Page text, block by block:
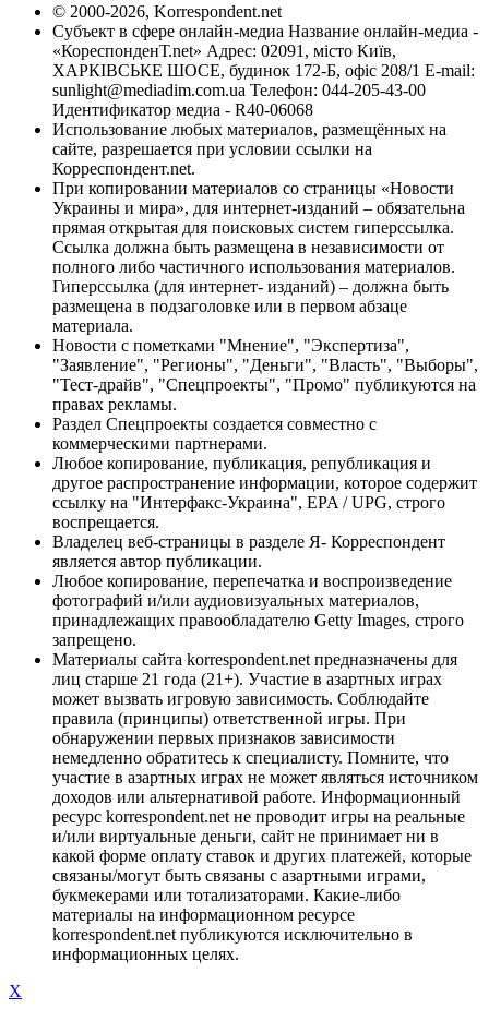
© 2000-2026, Korrespondent.net
Субъект в сфере онлайн-медиа Название онлайн-медиа -
«КореспонденТ.net» Адрес: 02091, місто Київ,
ХАРКІВСЬКЕ ШОСЕ, будинок 172-Б, офіс 208/1 E-mail:
sunlight@mediadim.com.ua Телефон: 044-205-43-00
Идентификатор медиа - R40-06068
Использование любых материалов, размещённых на
сайте, разрешается при условии ссылки на
Корреспондент.net.
При копировании материалов со страницы «Новости
Украины и мира», для интернет-изданий – обязательна
прямая открытая для поисковых систем гиперссылка.
Ссылка должна быть размещена в независимости от
полного либо частичного использования материалов.
Гиперссылка (для интернет- изданий) – должна быть
размещена в подзаголовке или в первом абзаце
материала.
Новости с пометками "Мнение", "Экспертиза",
"Заявление", "Регионы", "Деньги", "Власть", "Выборы",
"Тест-драйв", "Спецпроекты", "Промо" публикуются на
правах рекламы.
Раздел Спецпроекты создается совместно с
коммерческими партнерами.
Любое копирование, публикация, републикация и
другое распространение информации, которое содержит
ссылку на "Интерфакс-Украина", EPA / UPG, строго
воспрещается.
Владелец веб-страницы в разделе Я- Корреспондент
является автор публикации.
Любое копирование, перепечатка и воспроизведение
фотографий и/или аудиовизуальных материалов,
принадлежащих правообладателю Getty Images, строго
запрещено.
Материалы сайта korrespondent.net предназначены для
лиц старше 21 года (21+). Участие в азартных играх
может вызвать игровую зависимость. Соблюдайте
правила (принципы) ответственной игры. При
обнаружении первых признаков зависимости
немедленно обратитесь к специалисту. Помните, что
участие в азартных играх не может являться источником
доходов или альтернативой работе. Информационный
ресурс korrespondent.net не проводит игры на реальные
и/или виртуальные деньги, сайт не принимает ни в
какой форме оплату ставок и других платежей, которые
связаны/могут быть связаны с азартными играми,
букмекерами или тотализаторами. Какие-либо
материалы на информационном ресурсе
korrespondent.net публикуются исключительно в
информационных целях.
X